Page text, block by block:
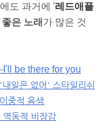
도 과거에 '레드애플
좋은 노래 가 많은 것
- I'll be there for you
일은 없어' 스타일리쉬
중적 음색
역동적 비장감